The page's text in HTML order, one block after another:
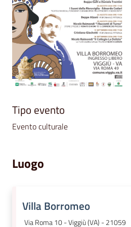
Tipo evento
Evento culturale
Luogo
Villa Borromeo
Via Roma 10 - Viggiù (VA) - 21059